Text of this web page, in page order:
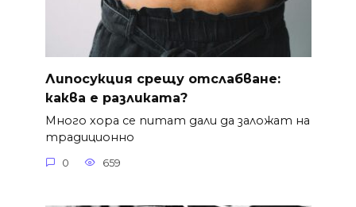
Липосукция срещу отслабване:
каква е разликата?
Много хора се питат дали да заложат на
традиционно
0 659